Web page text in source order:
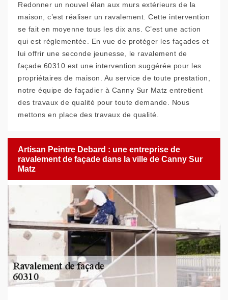
Redonner un nouvel élan aux murs extérieurs de la
maison, c’est réaliser un ravalement. Cette intervention
se fait en moyenne tous les dix ans. C’est une action
qui est règlementée. En vue de protéger les façades et
lui offrir une seconde jeunesse, le ravalement de
façade 60310 est une intervention suggérée pour les
propriétaires de maison. Au service de toute prestation,
notre équipe de façadier à Canny Sur Matz entretient
des travaux de qualité pour toute demande. Nous
mettons en place des travaux de qualité.
Artisan Peintre Debard : une entreprise de
ravalement de façade dans la ville de Canny Sur
Matz